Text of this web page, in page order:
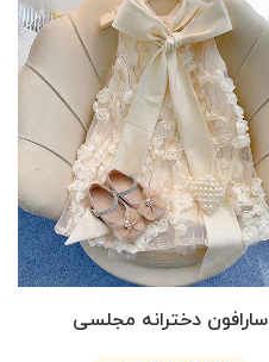
سارافون دخترانه مجلسی